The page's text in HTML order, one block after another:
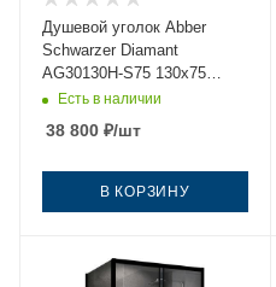
Душевой уголок Abber
Schwarzer Diamant
AG30130H-S75 130х75
стекло прозрачное
профиль хром без поддона
Есть в наличии
38 800 ₽/шт
В КОРЗИНУ